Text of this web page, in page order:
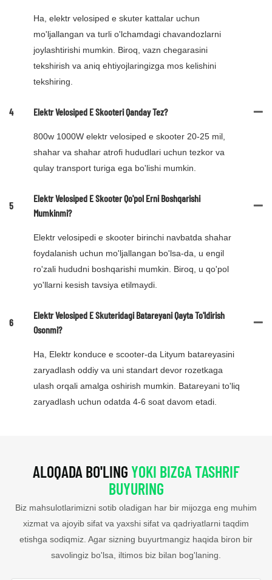
Ha, elektr velosiped e skuter kattalar uchun
mo'ljallangan va turli o'lchamdagi chavandozlarni
joylashtirishi mumkin. Biroq, vazn chegarasini
tekshirish va aniq ehtiyojlaringizga mos kelishini
tekshiring.
4 Elektr Velosiped E Skooteri Qanday Tez?
800w 1000W elektr velosiped e skooter 20-25 mil,
shahar va shahar atrofi hududlari uchun tezkor va
qulay transport turiga ega bo'lishi mumkin.
5
Elektr Velosiped E Skooter Qo'pol Erni Boshqarishi
Mumkinmi?
Elektr velosipedi e skooter birinchi navbatda shahar
foydalanish uchun mo'ljallangan bo'lsa-da, u engil
ro'zali hududni boshqarishi mumkin. Biroq, u qo'pol
yo'llarni kesish tavsiya etilmaydi.
6
Elektr Velosiped E Skuteridagi Batareyani Qayta To'ldirish
Osonmi?
Ha, Elektr konduce e scooter-da Lityum batareyasini
zaryadlash oddiy va uni standart devor rozetkaga
ulash orqali amalga oshirish mumkin. Batareyani to'liq
zaryadlash uchun odatda 4-6 soat davom etadi.
ALOQADA BO'LINGYOKI BIZGA TASHRIF
BUYURING
Biz mahsulotlarimizni sotib oladigan har bir mijozga eng muhim
xizmat va ajoyib sifat va yaxshi sifat va qadriyatlarni taqdim
etishga sodiqmiz. Agar sizning buyurtmangiz haqida biron bir
savolingiz bo'lsa, iltimos biz bilan bog'laning.